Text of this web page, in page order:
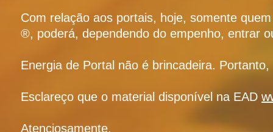
Com relação aos portais, hoje, somente
®, poderá, dependendo do empenho, entrar
Energia de Portal não é brincadeira.
Esclareço que o material disponível na EAD
Atenciosamente,